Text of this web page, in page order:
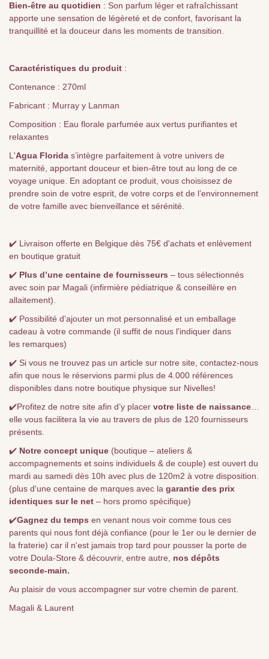
Bien-être au quotidien : Son parfum léger et rafraîchissant
apporte une sensation de légèreté et de confort, favorisant la
tranquillité et la douceur dans les moments de transition.
Caractéristiques du produit :
Contenance : 270ml
Fabricant : Murray y Lanman
Composition : Eau florale parfumée aux vertus purifiantes et
relaxantes
L'Agua Florida s’intègre parfaitement à votre univers de
maternité, apportant douceur et bien-être tout au long de ce
voyage unique. En adoptant ce produit, vous choisissez de
prendre soin de votre esprit, de votre corps et de l’environnement
de votre famille avec bienveillance et sérénité.
✔️ Livraison offerte en Belgique dès 75€ d'achats et enlèvement
en boutique gratuit
✔️ Plus d’une centaine de fournisseurs – tous sélectionnés
avec soin par Magali (infirmière pédiatrique & conseillère en
allaitement).
✔️ Possibilité d'ajouter un mot personnalisé et un emballage
cadeau à votre commande (il suffit de nous l'indiquer dans
les remarques)
✔️ Si vous ne trouvez pas un article sur notre site, contactez-nous
afin que nous le réservions parmi plus de 4.000 références
disponibles dans notre boutique physique sur Nivelles!
✔️Profitez de notre site afin d’y placer votre liste de naissance
elle vous facilitera la vie au travers de plus de 120 fournisseurs
présents.
✔️ Notre concept unique (boutique – ateliers &
accompagnements et soins individuels & de couple) est ouvert du
mardi au samedi dès 10h avec plus de 120m2 à votre disposition.
(plus d'une centaine de marques avec la garantie des prix
identiques sur le net – hors promo spécifique)
✔️Gagnez du temps en venant nous voir comme tous ces
parents qui nous font déjà confiance (pour le 1er ou le dernier de
la fraterie) car il n'est jamais trop tard pour pousser la porte de
votre Doula-Store & découvrir, entre autre, nos dépôts
seconde-main.
Au plaisir de vous accompagner sur votre chemin de parent.
Magali & Laurent